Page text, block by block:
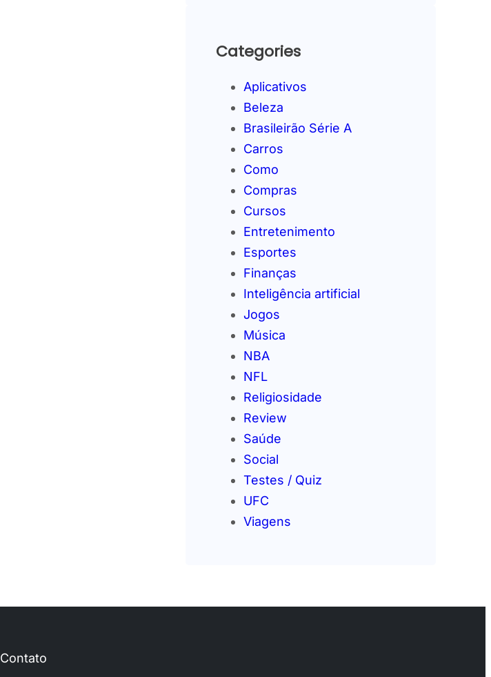
Categories
Aplicativos
Beleza
Brasileirão Série A
Carros
Como
Compras
Cursos
Entretenimento
Esportes
Finanças
Inteligência artificial
Jogos
Música
NBA
NFL
Religiosidade
Review
Saúde
Social
Testes / Quiz
UFC
Viagens
Contato